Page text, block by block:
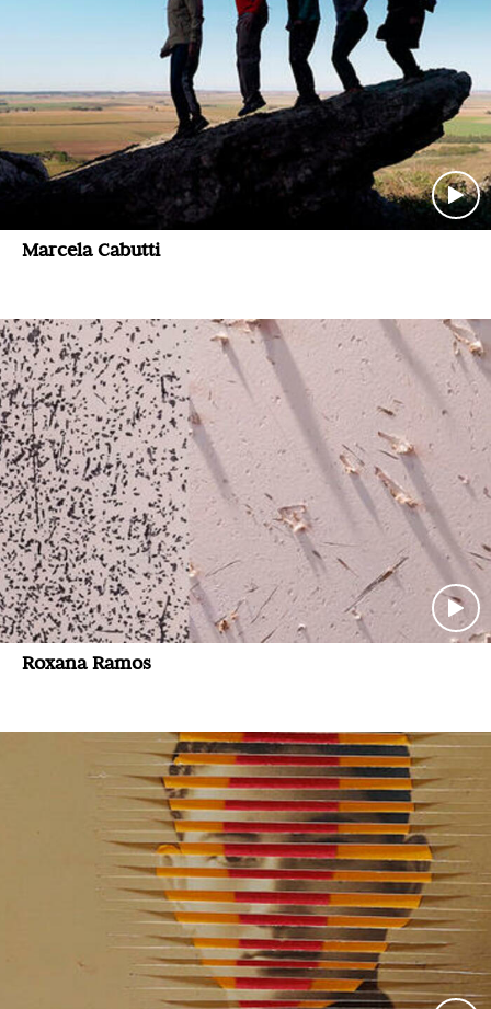
Marcela Cabutti
Roxana Ramos